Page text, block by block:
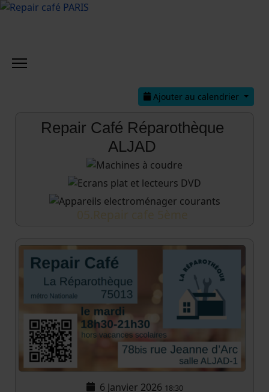
Ajouter au calendrier
Repair Café Réparothèque
ALJAD
6 Janvier 2026 18:30